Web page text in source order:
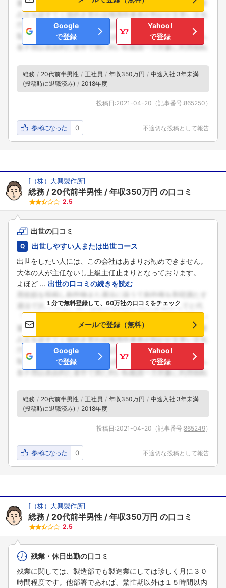
こちらの企業もフォローしませんか？
Google
で登録
Yahoo!
で登録
総務 20代前半男性 正社員 年収350万円
中途入社 3年未満
(投稿時に退職済み)
2018年度
投稿日:2021-04-20 （記事番号:865250 ）
参考になった 0 不適切な投稿として報告
[ （株）大興製作所]
総務 20代前半男性 年収350万円 の口コミ
2.5
出世の口コミ
出世しやすい人または出世コース
出世をしたい人には、この会社はあまりお勧めできません。
大体の人が主任ないし上級主任止まりとなっております。
よほど ... 出世の口コミの続きを読む
１分で無料登録して、60万社の口コミをチェック
メールで登録（無料）
Google
で登録
Yahoo!
で登録
総務 20代前半男性 正社員 年収350万円
中途入社 3年未満
(投稿時に退職済み)
2018年度
投稿日:2021-04-20 （記事番号:865249）
参考になった 0 不適切な投稿として報告
[ （株）大興製作所]
総務 20代前半男性 年収350万円 の口コミ
2.5
残業・休日出勤の口コミ
残業に関しては、製造部でも製造業にしては珍しく月に３０
時間程度です。他部署であれば、繁忙期以外は１５時間以内